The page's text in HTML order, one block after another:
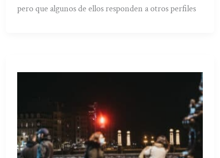
pero que algunos de ellos responden a otros perfiles